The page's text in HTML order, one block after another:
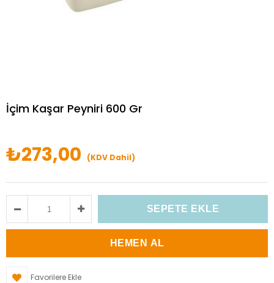
İçim Kaşar Peyniri 600 Gr
₺273,00 (KDV Dahil)
Favorilere Ekle